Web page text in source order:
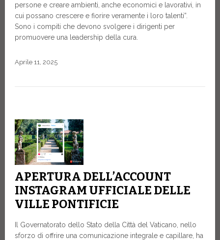
persone e creare ambienti, anche economici e lavorativi, in
cui possano crescere e fiorire veramente i loro talenti”.
Sono i compiti che devono svolgere i dirigenti per
promuovere una leadership della cura.
Aprile 11, 2025
APERTURA DELL’ACCOUNT
INSTAGRAM UFFICIALE DELLE
VILLE PONTIFICIE
Il Governatorato dello Stato della Città del Vaticano, nello
sforzo di offrire una comunicazione integrale e capillare, ha